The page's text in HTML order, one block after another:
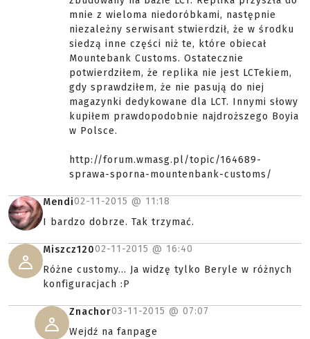
mnie z wieloma niedoróbkami, następnie
niezależny serwisant stwierdził, że w środku
siedzą inne części niż te, które obiecał
Mountebank Customs. Ostatecznie
potwierdziłem, że replika nie jest LCTekiem,
gdy sprawdziłem, że nie pasują do niej
magazynki dedykowane dla LCT. Innymi słowy
kupiłem prawdopodobnie najdroższego Boyia
w Polsce.
http://forum.wmasg.pl/topic/164689-
sprawa-sporna-mountenbank-customs/
Mendi02-11-2015 @ 11:18
I bardzo dobrze. Tak trzymać.
Miszcz12002-11-2015 @ 16:40
Różne customy... Ja widzę tylko Beryle w różnych
konfiguracjach :P
Znachor03-11-2015 @ 07:07
Wejdź na fanpage